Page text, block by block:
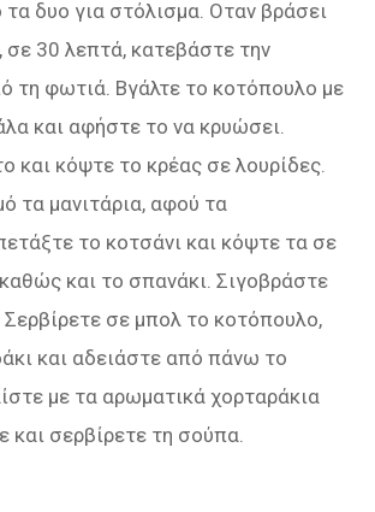
δυο για στόλισμα. Οταν βράσει
σε 30 λεπτά, κατεβάστε την
τη φωτιά. Βγάλτε το κοτόπουλο με
και αφήστε το να κρυώσει.
και κόψτε το κρέας σε λουρίδες.
τα μανιτάρια, αφού τα
το κοτσάνι και κόψτε τα σε
και το σπανάκι. Σιγοβράστε
σε μπολ το κοτόπουλο,
και αδειάστε από πάνω το
με τα αρωματικά χορταράκια
και σερβίρετε τη σούπα.